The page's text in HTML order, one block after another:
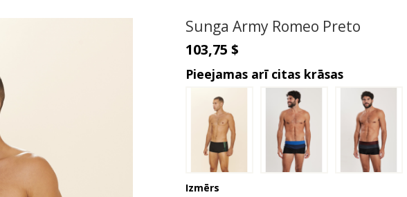
Sunga Army Romeo Preto
103,75 $
Pieejamas arī citas krāsas
Izmērs